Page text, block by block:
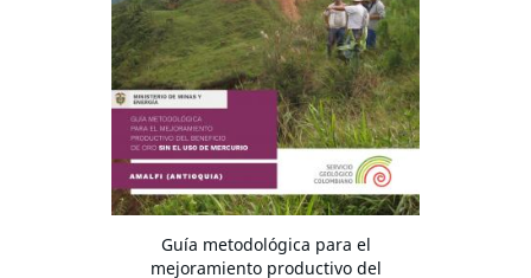
Guía metodológica para el
mejoramiento productivo del